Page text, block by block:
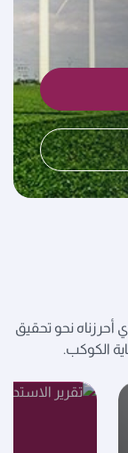
أحرزناه نحو تحقيق
الكوكب.